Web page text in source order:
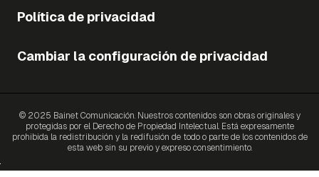
Política de privacidad
Cambiar la configuración de privacidad
© 2025 Bainet Comunicación. Nuestros contenidos son obras originales y
protegidas por el Derecho de Propiedad Intelectual. Está expresamente
prohibida la redistribución y la redifusión de todo o parte de los contenidos de
esta web sin su previo y expreso consentimiento.